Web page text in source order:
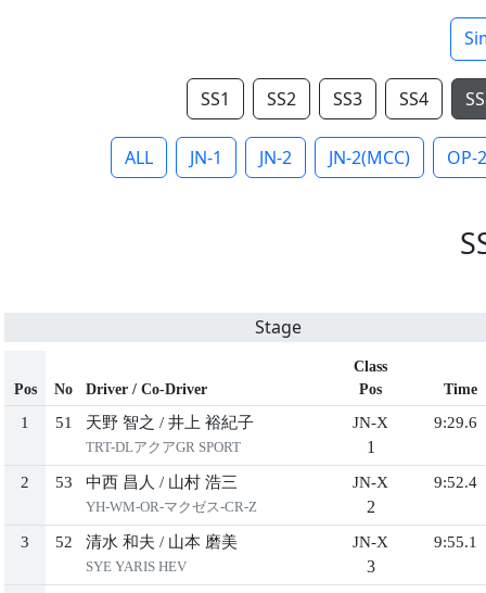
SS1 SS2 SS3 SS4
ALL JN-1 JN-2 JN-2(MCC) OP-2
Stage
Pos No Driver / Co-Driver
Class
Pos
Time
1 51 天野 智之 / 井上 裕紀子
TRT-DLアクアGR SPORT
JN-X
1
9:29.6
2 53 中西 昌人 / 山村 浩三
YH-WM-OR-マクゼス-CR-Z
JN-X
2
9:52.4
3 52 清水 和夫 / 山本 磨美
SYE YARIS HEV
JN-X
3
9:55.1